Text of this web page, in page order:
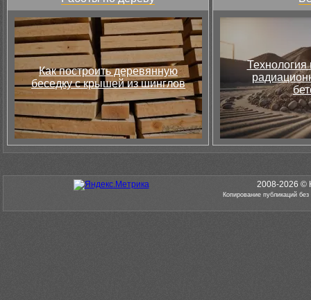
Как построить деревянную
беседку с крышей из шинглов
Технология
2008-2026 ©
Копирование публикаций